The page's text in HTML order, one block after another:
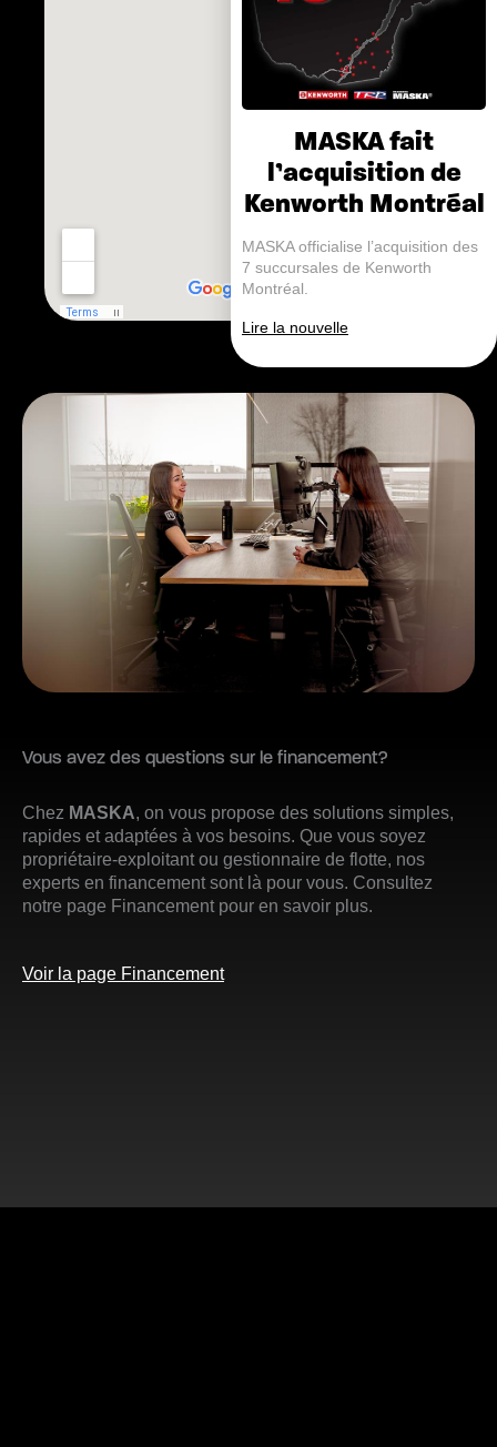
Vous avez des questions sur le financement?
Chez MASKA , on vous propose des solutions simples,
rapides et adaptées à vos besoins. Que vous soyez
propriétaire-exploitant ou gestionnaire de flotte, nos
experts en financement sont là pour vous. Consultez
notre page Financement pour en savoir plus.
Voir la page Financement
MASKA fait
l’acquisition de
Kenworth Montréal
MASKA officialise l’acquisition des
7 succursales de Kenworth
Montréal.
Lire la nouvelle